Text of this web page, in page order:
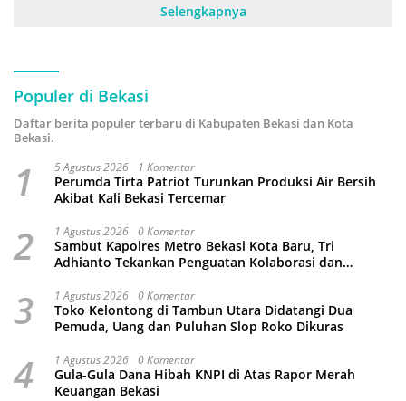
Selengkapnya
Populer di Bekasi
Daftar berita populer terbaru di Kabupaten Bekasi dan Kota
Bekasi.
1 5 Agustus 2026 1 Komentar
Perumda Tirta Patriot Turunkan Produksi Air Bersih
Akibat Kali Bekasi Tercemar
2 1 Agustus 2026 0 Komentar
Sambut Kapolres Metro Bekasi Kota Baru, Tri
Adhianto Tekankan Penguatan Kolaborasi dan
3 1 Agustus 2026 0 Komentar
Toko Kelontong di Tambun Utara Didatangi Dua
Pemuda, Uang dan Puluhan Slop Roko Dikuras
4 1 Agustus 2026 0 Komentar
Gula-Gula Dana Hibah KNPI di Atas Rapor Merah
Keuangan Bekasi